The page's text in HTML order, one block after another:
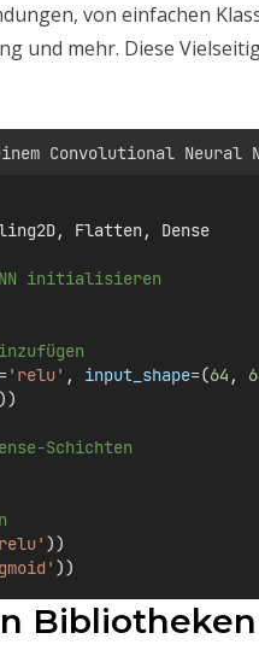
von einfachen
und mehr. Diese
Convolutional Neural
Flatten, Dense
initialisieren
'relu' , input_shape=(64 ,
Schichten
))
))
Bibliotheken